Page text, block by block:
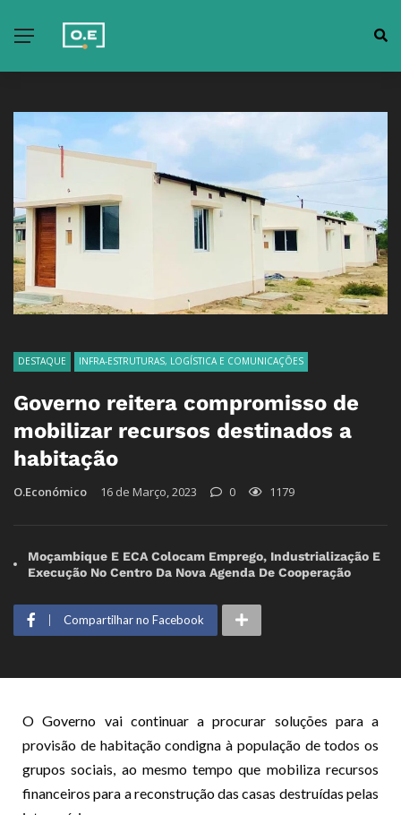
DESTAQUE INFRA-ESTRUTURAS, LOGÍSTICA E COMUNICAÇÕES
Governo reitera compromisso de
mobilizar recursos destinados a
habitação
O.Económico 16 de Março, 2023 0 1179
Moçambique E ECA Colocam Emprego, Industrialização E
Execução No Centro Da Nova Agenda De Cooperação
Compartilhar no Facebook
O Governo vai continuar a procurar soluções para a
provisão de habitação condigna à população de todos os
grupos sociais, ao mesmo tempo que mobiliza recursos
financeiros para a reconstrução das casas destruídas pelas